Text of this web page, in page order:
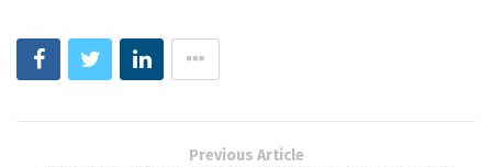
Previous Article